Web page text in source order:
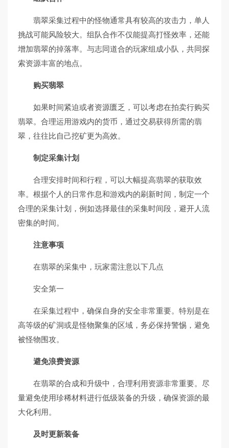
翡翠采集过程中的怪物通常具有较高的攻击力，单人
挑战可能风险较大。组队合作不仅能提高打怪效率，还能
增加翡翠的掉落率。与志同道合的玩家组成小队，共同探
索资源丰富的地点。
购买翡翠
如果时间紧迫或者资源匮乏，可以考虑在拍卖行购买
翡翠。合理运用游戏内的货币，通过交易获得所需的翡
翠，往往比自己挖矿更为高效。
制定采集计划
合理安排时间和行程，可以大幅提高翡翠的获取效
率。根据个人的日常作息和游戏内的刷新时间，制定一个
合理的采集计划，例如选择最佳的采集时间段，避开人流
密集的时间。
注意事项
在翡翠的采集中，玩家需注意以下几点
安全第一
在采集过程中，确保自身的安全非常重要。特别是在
高等级的矿洞或是怪物聚集的区域，务必保持警惕，避免
被怪物围攻。
避免浪费资源
在翡翠的合成和升级中，合理利用资源非常重要。尽
量避免使用珍稀材料进行低级装备的升级，确保资源的最
大化利用。
及时更新装备